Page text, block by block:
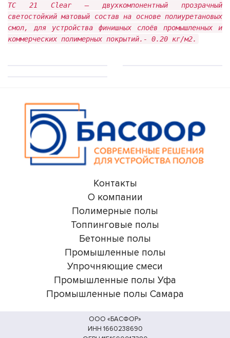
TC 21 Clear – двухкомпонентный прозрачный
светостойкий матовый состав на основе полиуретановых
смол, для устройства финишных слоёв промышленных и
коммерческих полимерных покрытий.- 0.20 кг/м2.
Контакты
О компании
Полимерные полы
Топпинговые полы
Бетонные полы
Промышленные полы
Упрочняющие смеси
Промышленные полы Уфа
Промышленные полы Самара
ООО «БАСФОР»
ИНН 1660238690